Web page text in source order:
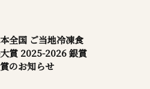
全国 ご当地冷凍食
賞 2025-2026 銀賞
のお知らせ